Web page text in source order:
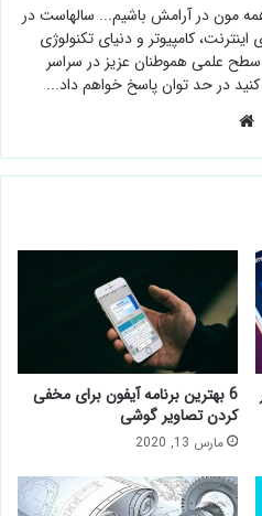
مون در آرامش باشیم... سالهاست در
کامپیوتر و دنیای تکنولوژی
علمی هموطنان عزیز در سراسر
در حد توان پاسخ خواهم داد...
6 بهترین برنامه آیفون برای مخفی
کردن تصاویر گوشی
مارس 13, 2020